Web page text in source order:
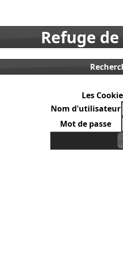
Refuge
Les
Nom d'utilisateur
Mot de passe